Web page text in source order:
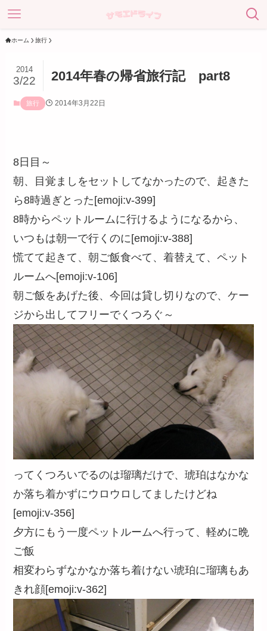
ホーム 旅行
2014年春の帰省旅行記 part8
2014
3/22
旅行 2014年3月22日
8日目～
朝、目覚ましをセットしてなかったので、起きた
ら8時過ぎとった[emoji:v-399]
8時からペットルームに行けるようになるから、
いつもは朝一で行くのに[emoji:v-388]
慌てて起きて、朝ご飯食べて、着替えて、ペット
ルームへ[emoji:v-106]
朝ご飯をあげた後、今回は貸し切りなので、ケー
ジから出してフリーでくつろぐ～
ってくつろいでるのは瑠璃だけで、琥珀はなかな
か落ち着かずにウロウロしてましたけどね
[emoji:v-356]
夕方にもう一度ペットルームへ行って、軽めに晩
ご飯
相変わらずなかなか落ち着けない琥珀に瑠璃もあ
きれ顔[emoji:v-362]